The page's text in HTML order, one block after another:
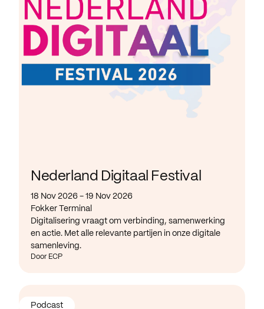
Nederland Digitaal Festival
18 Nov 2026 - 19 Nov 2026
Fokker Terminal
Digitalisering vraagt om verbinding, samenwerking
en actie. Met alle relevante partijen in onze digitale
samenleving.
Door ECP
Podcast